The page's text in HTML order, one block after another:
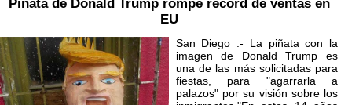
Piñata de Donald Trump rompe récord de ventas en
EU
San Diego .- La piñata con la
imagen de Donald Trump es
una de las más solicitadas para
fiestas, para "agarrarla a
palazos" por su visión sobre los